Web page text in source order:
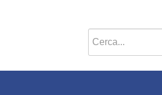
Cerca nel sito